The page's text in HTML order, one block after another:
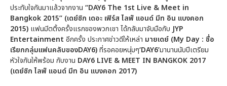
ประทับใจกันมาแล้วจากงาน “DAY6 The 1st Live & Meet in
Bangkok 2015” (เดย์ซิก เดอะ เฟิร์ส ไลฟ์ แอนด์ มีท อิน แบงคอก
2015) แฟนมีตติ้งครั้งแรกของพวกเขา ได้กลับมาจับมือกับ JYP
Entertainment อีกครั้ง ประกาศข่าวดีให้เหล่า มายเดย์ (My Day : ชื่อ
เรียกกลุ่มแฟนคลับของDAY6)ที่รอคอยหนุ่มๆ‘DAY6’มานานนับปีเตรียม
หัวใจกันให้พร้อม กับงาน DAY6 LIVE & MEET IN BANGKOK 2017
(เดย์ซิก ไลฟ์ แอนด์ มีท อิน แบงคอก 2017)